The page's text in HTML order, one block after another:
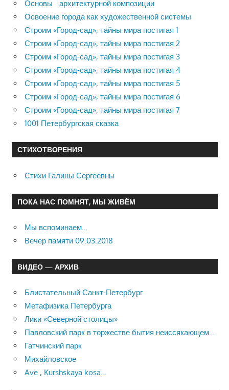
Основы архитектурной композиции
Освоение города как художественной системы
Строим «Город-сад», тайны мира постигая 1
Строим «Город-сад», тайны мира постигая 2
Строим «Город-сад», тайны мира постигая 3
Строим «Город-сад», тайны мира постигая 4
Строим «Город-сад», тайны мира постигая 5
Строим «Город-сад», тайны мира постигая 6
Строим «Город-сад», тайны мира постигая 7
1001 Петербургская сказка
СТИХОТВОРЕНИЯ
Стихи Галины Сергеевны
ПОКА НАС ПОМНЯТ, МЫ ЖИВЁМ
Мы вспоминаем…
Вечер памяти 09.03.2018
ВИДЕО — АРХИВ
Блистательный Санкт-Петербург
Метафизика Петербурга
Лики «Северной столицы»
Павловский парк в торжестве бытия неиссякающем…
Гатчинский парк
Михайловское
Ave , Kurshskaya kosa…